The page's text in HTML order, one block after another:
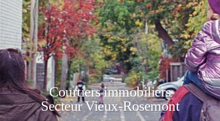
Courtiers immobiliers
Secteur Vieux-Rosemont